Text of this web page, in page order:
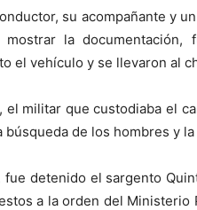
su acompañante y
mostrar la
el vehículo y se llevaron al
el militar que custodiaba el
búsqueda de los hombres y la
fue detenido el sargento
a la orden del